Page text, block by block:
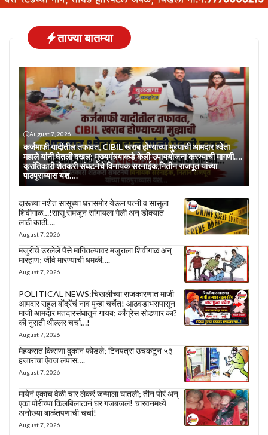
ताज्या बातम्या
August 7, 2026
कर्जमाफी यादीतील तफावत, CIBIL खराब होण्याच्या मुद्द्याची आमदार श्वेता
महाले यांनी घेतली दखल; मुख्यमंत्र्याकडे केली उपाययोजना करण्याची मागणी….
क्रांतिकारी शेतकरी संघटनेचे विनायक सरनाईक,नितीन राजपूत यांच्या
पाठपुराव्यास यश….
दारूच्या नशेत सासूच्या घरासमोर येऊन पत्नी व सासूला
शिवीगाळ…!सासू समजून सांगायला गेली अन् डोक्यात
लाठी काठी….
August 7, 2026
मजुरीचे उरलेले पैसे मागितल्यावर मजुराला शिवीगाळ अन्
मारहाण; जीवे मारण्याची धमकी….
August 7, 2026
POLITICAL NEWS:चिखलीच्या राजकारणात माजी
आमदार राहुल बोंद्रेंचं नाव पुन्हा चर्चेत! आठवडाभरापासून
माजी आमदार मतदारसंघातून गायब; काँग्रेस सोडणार का?
की नुसती थील्लर चर्चा…!
August 7, 2026
मेहकरात किराणा दुकान फोडले; टिनपत्रा उचकटून ५३
हजारांचा ऐवज लंपास….
August 7, 2026
मायेनं एकाच वेळी चार लेकरं जन्माला घातली; तीन पोरं अन्
एका पोरीच्या किलबिलाटानं घर गजबजलं! चारवनमध्ये
अनोख्या बाळंतपणाची चर्चा!
August 7, 2026